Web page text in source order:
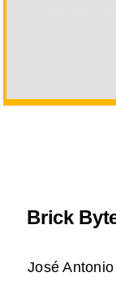
Brick
José Antonio